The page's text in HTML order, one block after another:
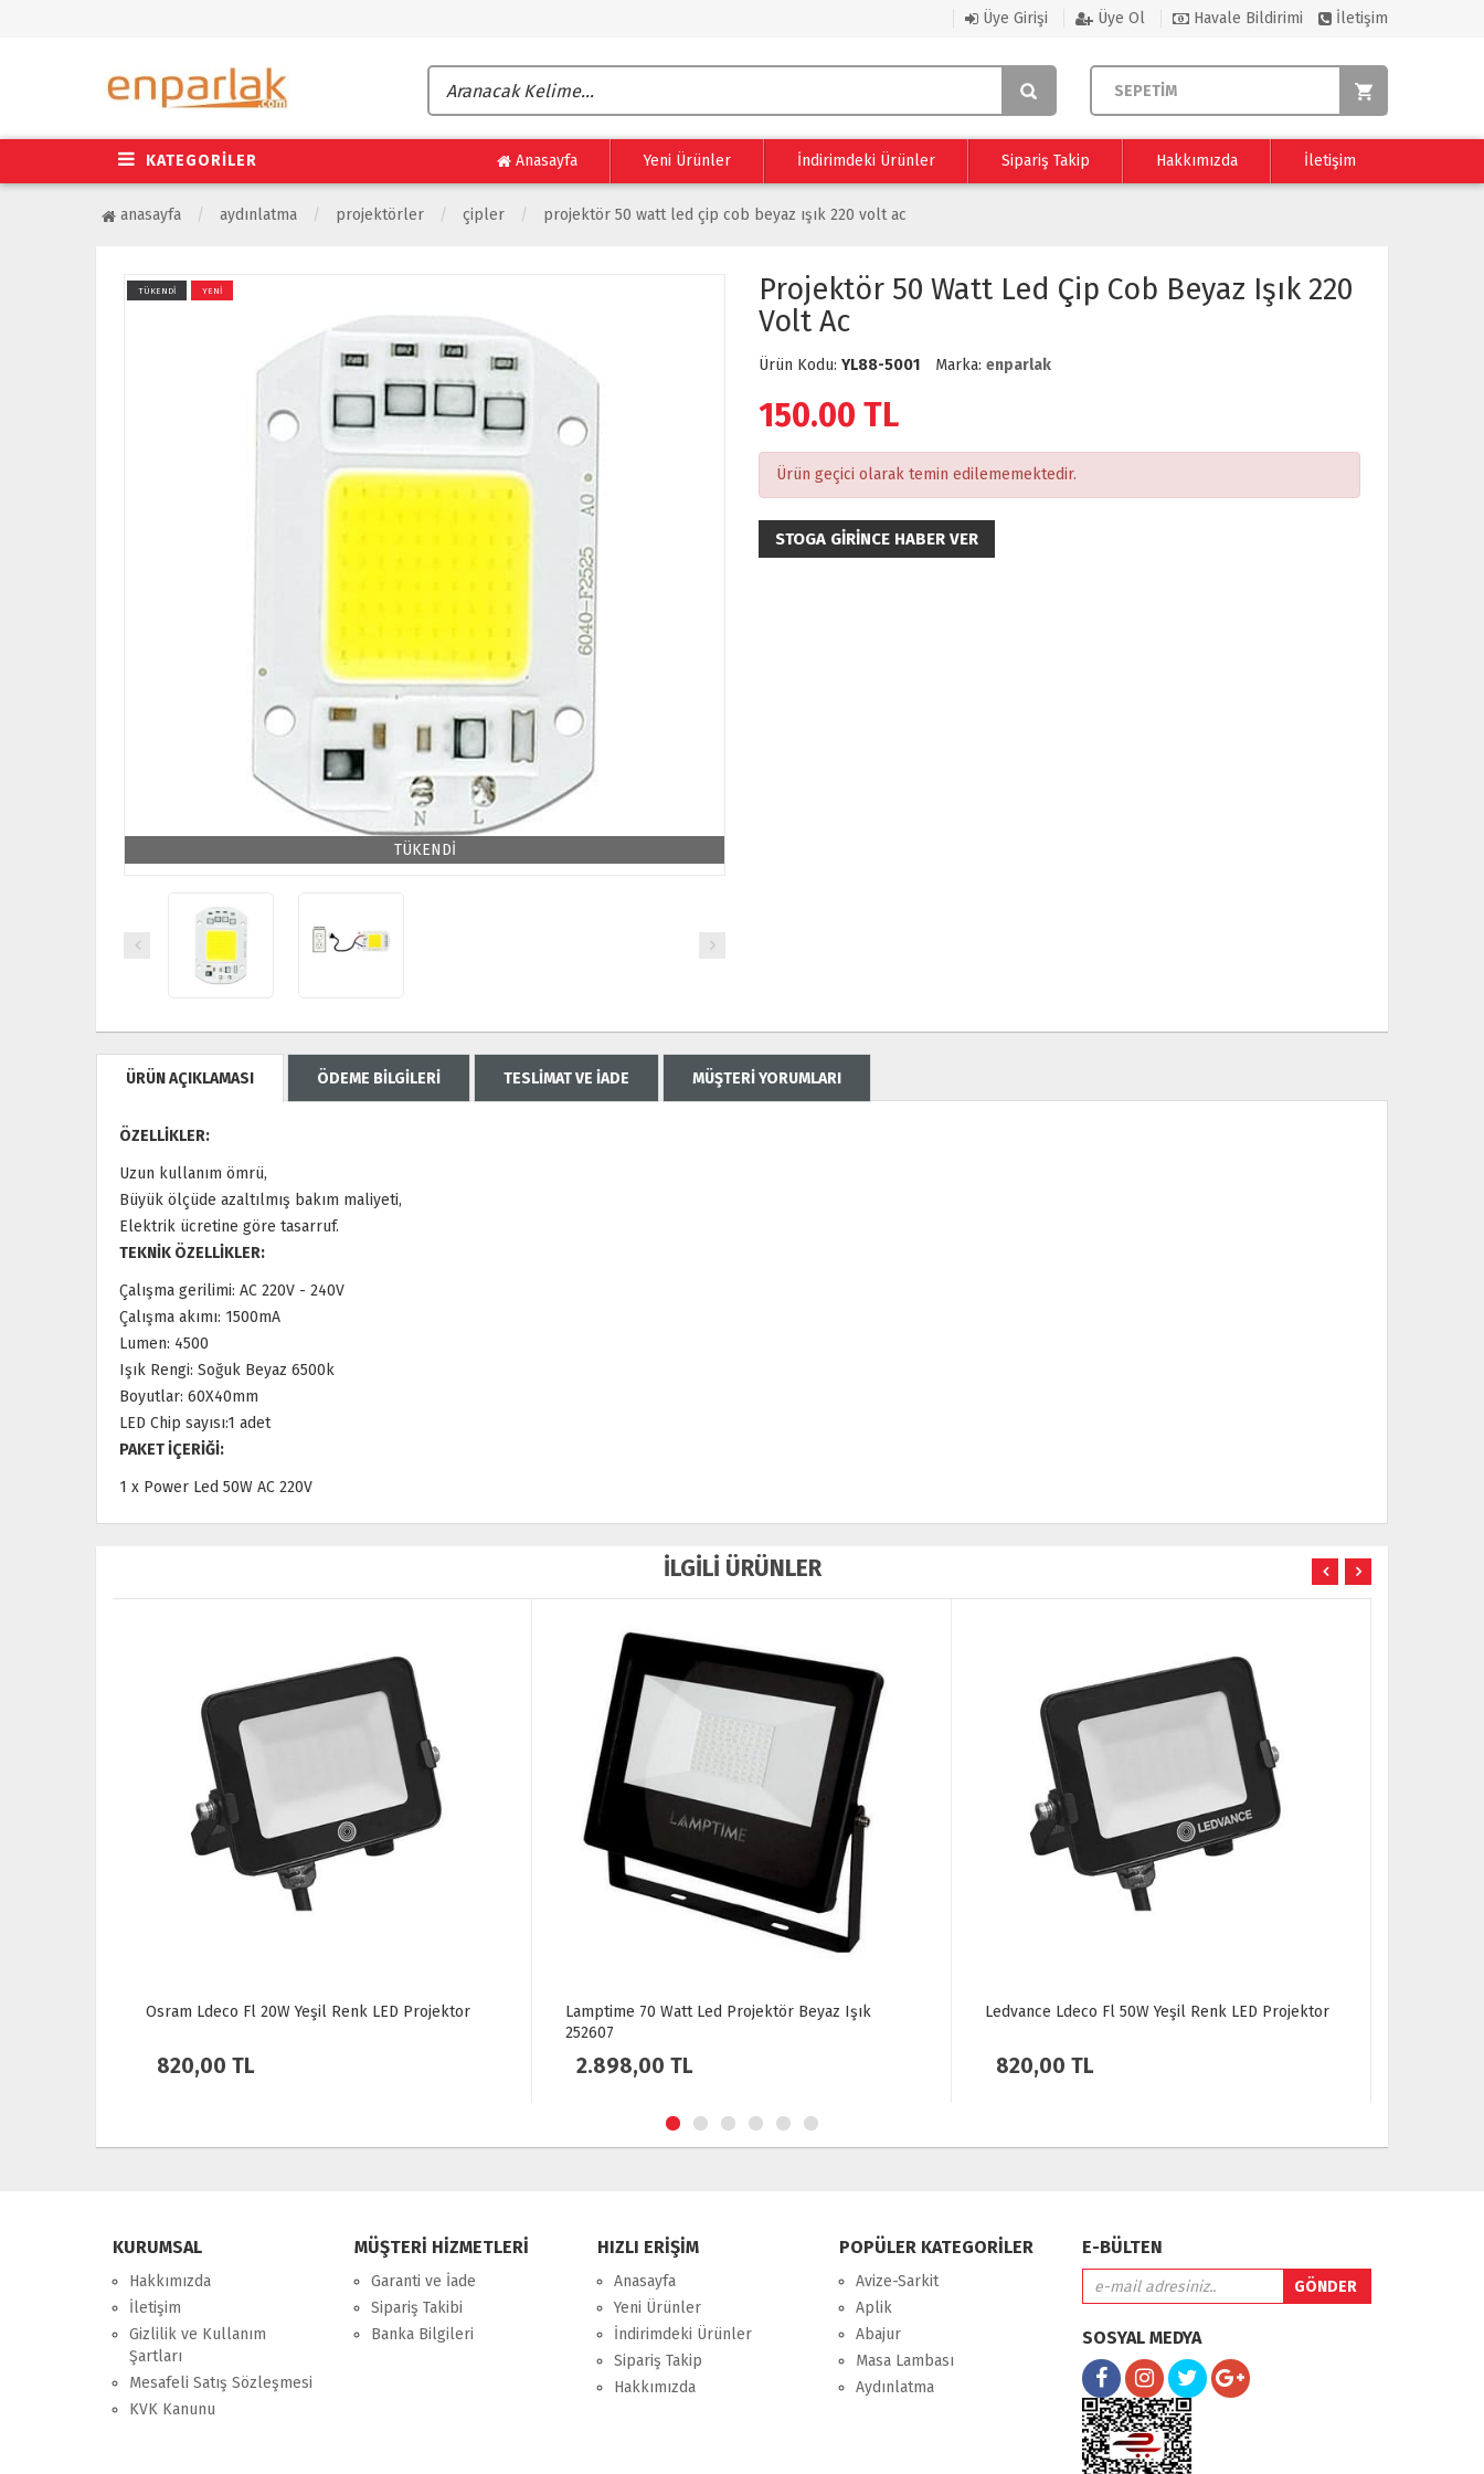
Üye Girişi Üye Ol Havale Bildirimi İletişim
SEPETİM
KATEGORİLER Anasayfa Yeni Ürünler İndirimdeki Ürünler Sipariş Takip Hakkımızda İletişim
anasayfa aydınlatma projektörler çipler projektör 50 watt led çip cob beyaz işık 220 volt ac
TÜKENDİ YENİ
TÜKENDİ
Projektör 50 Watt Led Çip Cob Beyaz Işık 220
Volt Ac
Ürün Kodu: YL88-5001 Marka: enparlak
150.00 TL
Ürün geçici olarak temin edilememektedir.
STOGA GIRINCE HABER VER
ÜRÜN AÇIKLAMASI ÖDEME BİLGİLERİ TESLİMAT VE İADE MÜŞTERİ YORUMLARI
ÖZELLİKLER:
Uzun kullanım ömrü,
Büyük ölçüde azaltılmış bakım maliyeti,
Elektrik ücretine göre tasarruf.
TEKNİK ÖZELLİKLER:
Çalışma gerilimi: AC 220V - 240V
Çalışma akımı: 1500mA
Lumen: 4500
Işık Rengi: Soğuk Beyaz 6500k
Boyutlar: 60X40mm
LED Chip sayısı:1 adet
PAKET İÇERİĞİ:
1 x Power Led 50W AC 220V
İLGİLİ ÜRÜNLER
20W Yeşil Renk LED Projektor
Lamptime 70 Watt Led Projektör Beyaz Işık
Ledvance Ldeco Fl 50W Yeşil Renk LED Projektor
Philips Led Projektör BVP150 LED30/CW PSU
KURUMSAL
Hakkımızda
İletişim
Gizlilik ve Kullanım
Şartları
Mesafeli Satış Sözleşmesi
KVK Kanunu
MÜŞTERİ HİZMETLERİ
Garanti ve İade
Sipariş Takibi
Banka Bilgileri
HIZLI ERİŞİM
Anasayfa
Yeni Ürünler
İndirimdeki Ürünler
Sipariş Takip
Hakkımızda
POPÜLER KATEGORİLER
Avize-Sarkit
Aplik
Abajur
Masa Lambası
Aydınlatma
E-BÜLTEN
SOSYAL MEDYA